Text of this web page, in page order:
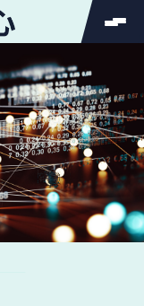
搜索按钮